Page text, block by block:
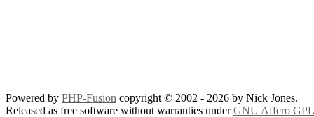
Powered by PHP-Fusion copyright © 2002 - 2026 by Nick Jones.
Released as free software without warranties underGNU Affero GPL